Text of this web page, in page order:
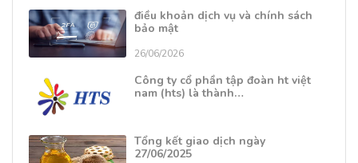
điều khoản dịch vụ và chính sách
bảo mật
26/06/2026
Công ty cổ phần tập đoàn ht việt
nam (hts) là thành…
Tổng kết giao dịch ngày
27/06/2025